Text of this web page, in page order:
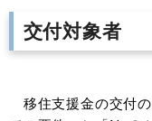
交付対象者
移住支援金の交付